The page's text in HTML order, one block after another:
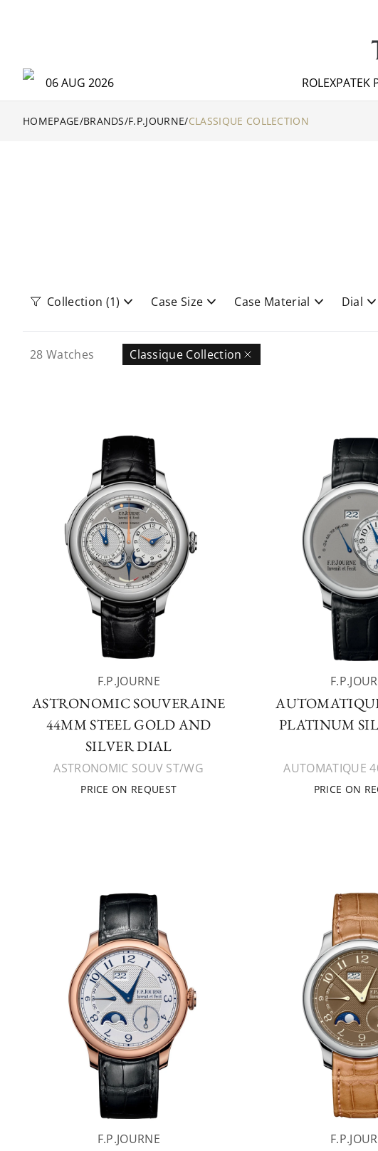
06 AUG 2026 ROLEXPATEK
HOMEPAGE/BRANDS/F.P.JOURNE/CLASSIQUE COLLECTION
Collection (1) Case Size Case Material Dial
28 Watches Classique Collection
F.P.JOURNE
ASTRONOMIC SOUVERAINE
44MM STEEL GOLD AND
SILVER DIAL
ASTRONOMIC SOUV ST/WG
PRICE ON REQUEST
PLATINUM
AUTOMATIQUE
PRICE ON
F.P.JOURNE